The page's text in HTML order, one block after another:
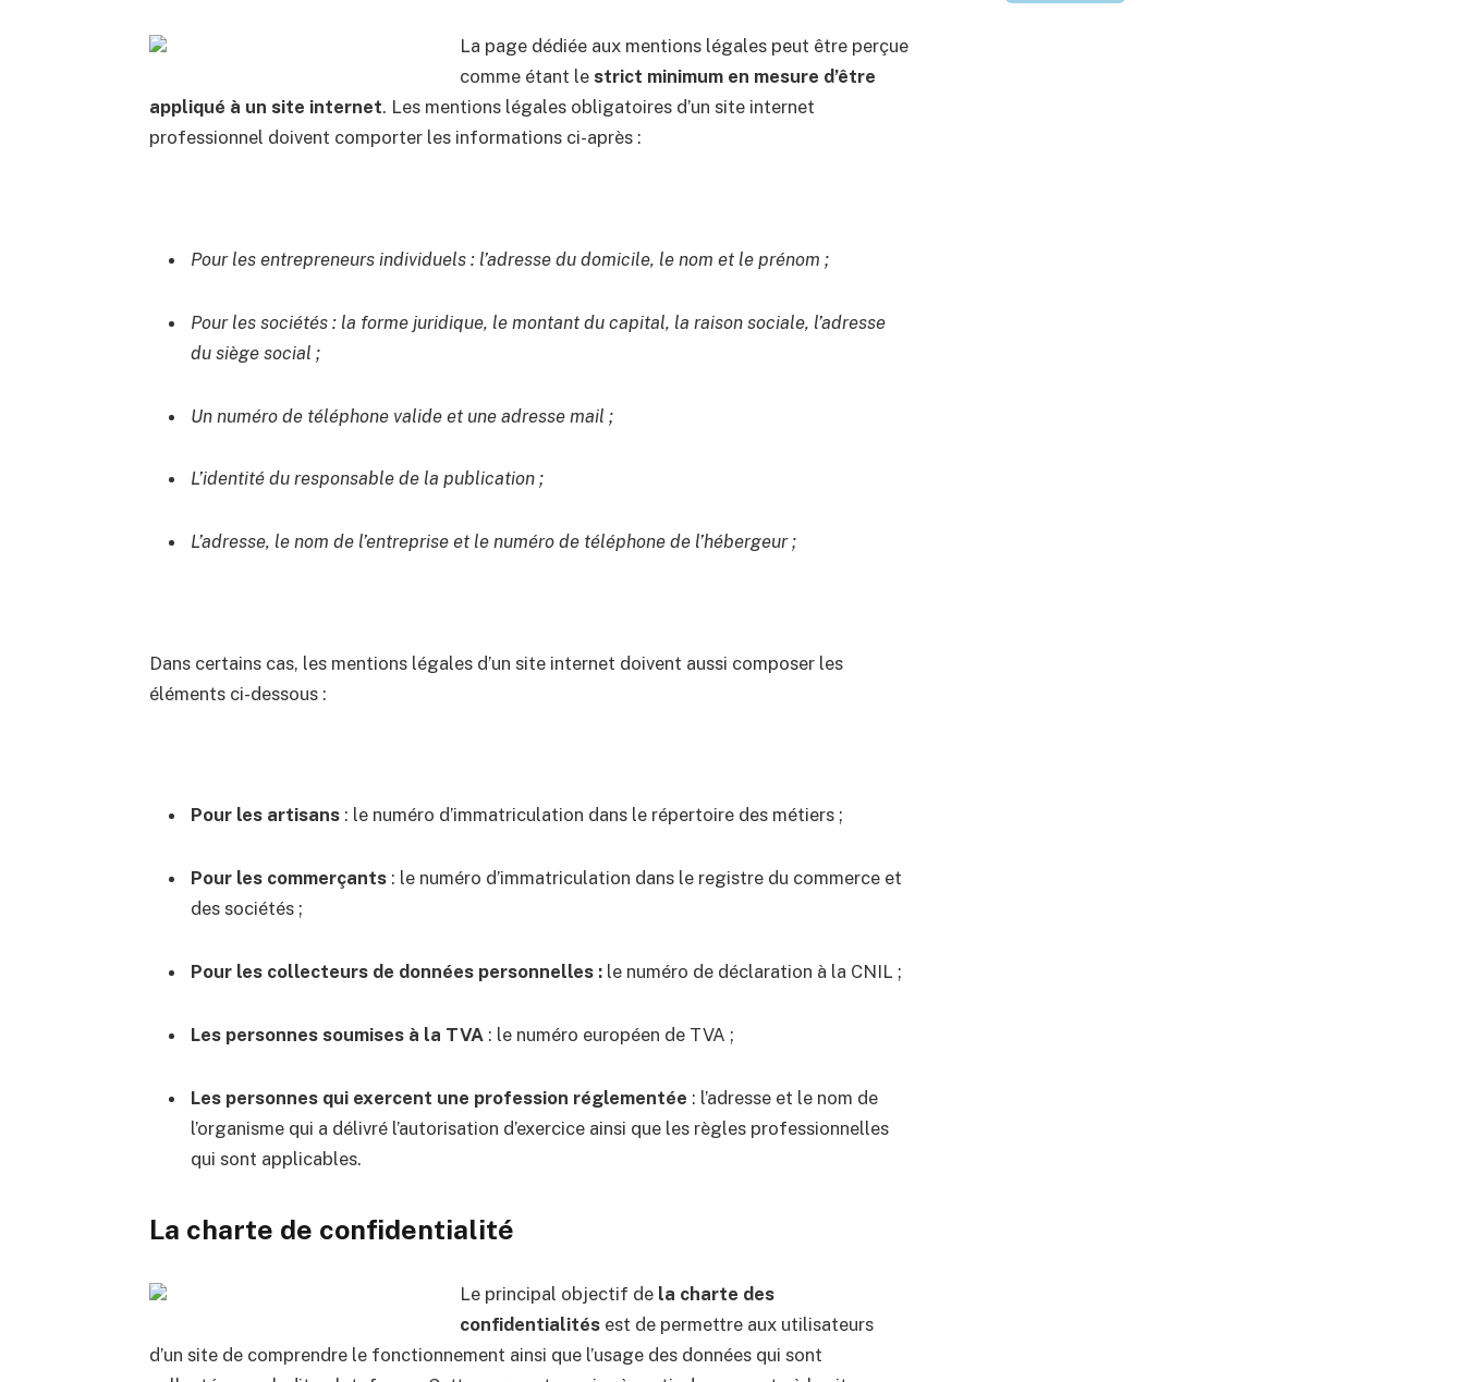
La page dédiée aux mentions légales peut être perçue
comme étant lestrict minimum en mesure d’être
appliqué à un site internet. Les mentions légales obligatoires d’un site internet
professionnel doivent comporter les informations ci-après :
Pour les entrepreneurs individuels : l’adresse du domicile, le nom et le prénom ;
Pour les sociétés : la forme juridique, le montant du capital, la raison sociale, l’adresse
du siège social ;
Un numéro de téléphone valide et une adresse mail ;
L’identité du responsable de la publication ;
L’adresse, le nom de l’entreprise et le numéro de téléphone de l’hébergeur ;
Dans certains cas, les mentions légales d’un site internet doivent aussi composer les
éléments ci-dessous :
Pour les artisans: le numéro d’immatriculation dans le répertoire des métiers ;
Pour les commerçants: le numéro d’immatriculation dans le registre du commerce et
des sociétés ;
Pour les collecteurs de données personnelles :le numéro de déclaration à la CNIL ;
Les personnes soumises à la TVA : le numéro européen de TVA ;
Les personnes qui exercent une profession réglementée : l’adresse et le nom de
l’organisme qui a délivré l’autorisation d’exercice ainsi que les règles professionnelles
qui sont applicables.
La charte de confidentialité
Le principal objectif dela charte des
confidentialitésest de permettre aux utilisateurs
d’un site de comprendre le fonctionnement ainsi que l’usage des données qui sont